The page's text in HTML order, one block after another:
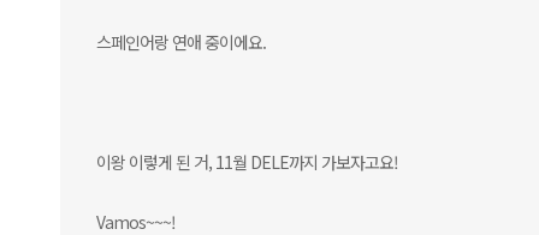
스페인어랑 연애 중이에요.
이왕 이렇게 된 거, 11월 DELE까지 가보자고요!
Vamos~~~!